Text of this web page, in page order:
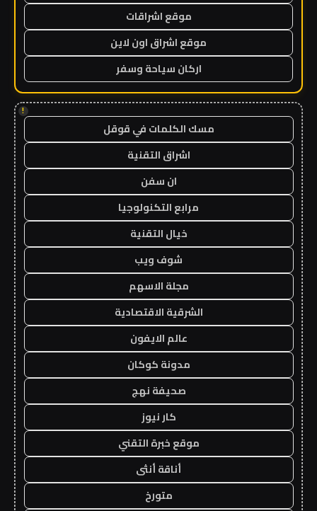
موقع اشراقات
موقع اشراق اون لاين
اركان سياحة وسفر
!
مسك الكلمات في قوقل
اشراق التقنية
ان سفن
مرابع التكنولوجيا
خيال التقنية
شوف ويب
مجلة الاسهم
الشرقية الاقتصادية
عالم الايفون
مدونة كوكان
صحيفة نهج
كار نيوز
موقع خبرة التقني
أناقة أنثى
متورخ